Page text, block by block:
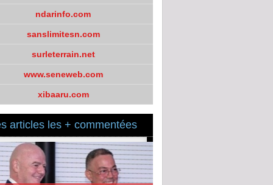
ndarinfo.com
sanslimitesn.com
surleterrain.net
www.seneweb.com
xibaaru.com
articles les + commentées